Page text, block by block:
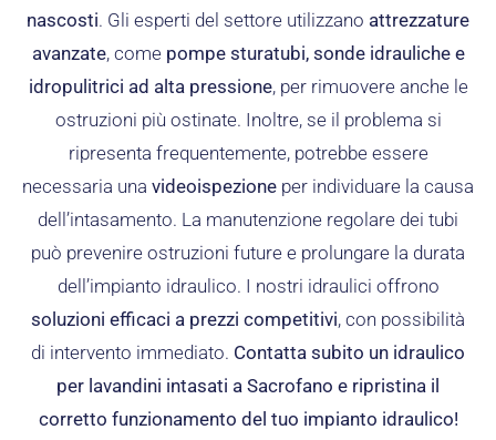
nascosti. Gli esperti del settore utilizzano attrezzature
avanzate, come pompe sturatubi, sonde idrauliche e
idropulitrici ad alta pressione, per rimuovere anche le
ostruzioni più ostinate. Inoltre, se il problema si
ripresenta frequentemente, potrebbe essere
necessaria una videoispezione per individuare la causa
dell’intasamento. La manutenzione regolare dei tubi
può prevenire ostruzioni future e prolungare la durata
dell’impianto idraulico. I nostri idraulici offrono
soluzioni efficaci a prezzi competitivi, con possibilità
di intervento immediato. Contatta subito un idraulico
per lavandini intasati a Sacrofano e ripristina il
corretto funzionamento del tuo impianto idraulico!